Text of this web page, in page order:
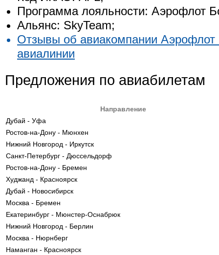
Программа лояльности: Аэрофлот
Альянс: SkyTeam;
Отзывы об авиакомпании Аэрофлот
авиалинии
Предложения по авиабилетам
Направление
Дубай - Уфа
Ростов-на-Дону - Мюнхен
Нижний Новгород - Иркутск
Санкт-Петербург - Дюссельдорф
Ростов-на-Дону - Бремен
Худжанд - Красноярск
Дубай - Новосибирск
Москва - Бремен
Екатеринбург - Мюнстер-Оснабрюк
Нижний Новгород - Берлин
Москва - Нюрнберг
Наманган - Красноярск